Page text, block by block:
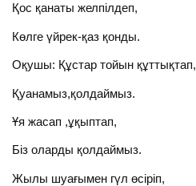
Қос қанаты желпілдеп,
Көлге үйрек-қаз қонды.
Оқушы: Құстар тойын құттықтап,
Қуанамыз,қолдаймыз.
Ұя жасап ,ұқыптап,
Біз оларды қолдаймыз.
Жылы шуағымен гүл өсіріп,